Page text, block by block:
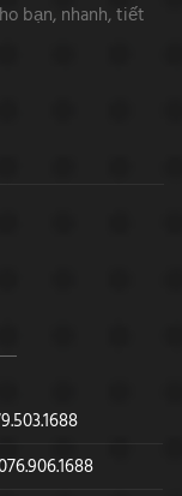
bạn, nhanh, tiết